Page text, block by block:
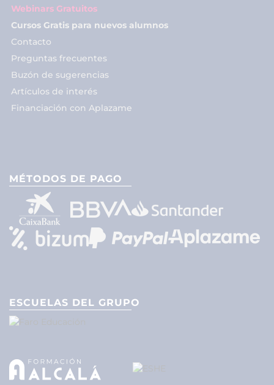
Webinars Gratuitos
Cursos Gratis para nuevos alumnos
Contacto
Preguntas frecuentes
Buzón de sugerencias
Artículos de interés
Financiación con Aplazame
MÉTODOS DE PAGO
ESCUELAS DEL GRUPO